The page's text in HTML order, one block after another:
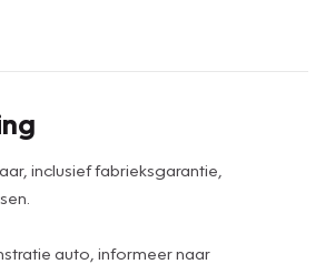
inclusief fabrieksgarantie,
auto, informeer naar